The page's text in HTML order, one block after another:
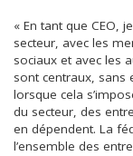
« En tant que CEO,
secteur, avec les
sociaux et avec les
sont centraux, sans
lorsque cela
du secteur, des
en dépendent. La
l’ensemble des